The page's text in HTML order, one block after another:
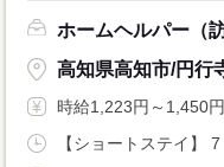
ホームヘルパー（
高知県高知市/円行
時給1,223円～1,450円
【ショートステイ】